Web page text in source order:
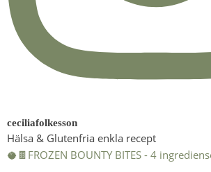
ceciliafolkesson
Hälsa & Glutenfria enkla recept
🥥🍫FROZEN BOUNTY BITES - 4